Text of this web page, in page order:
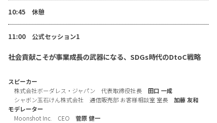
10:45 休憩
11:00 公式セッション1
社会貢献こそが事業成長の武器になる、SDGs時代のDtoC戦略
スピーカー
株式会社ボーダレス・ジャパン 代表取締役社長 田口 一成
シャボン玉石けん株式会社 通信販売部 お客様相談室 室長 加藤 友和
モデレーター
Moonshot Inc. CEO 菅原 健一